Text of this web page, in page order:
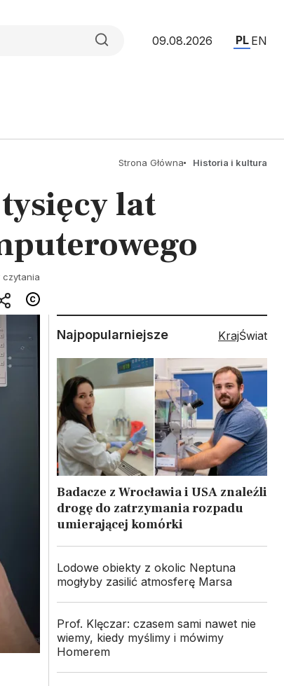
09.08.2026 PL EN
Strona Główna Historia i kultura
lat
czytania
Najpopularniejsze KrajŚwiat
Badacze z Wrocławia i USA znaleźli
drogę do zatrzymania rozpadu
umierającej komórki
Lodowe obiekty z okolic Neptuna
mogłyby zasilić atmosferę Marsa
Prof. Klęczar: czasem sami nawet nie
wiemy, kiedy myślimy i mówimy
Homerem